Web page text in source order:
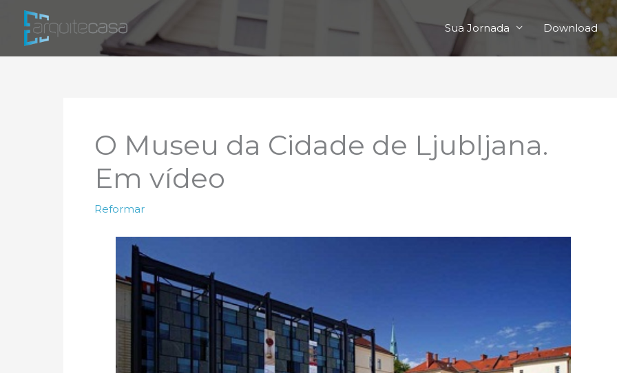
Sua Jornada Download
O Museu da Cidade de Ljubljana.
Em vídeo
Reformar